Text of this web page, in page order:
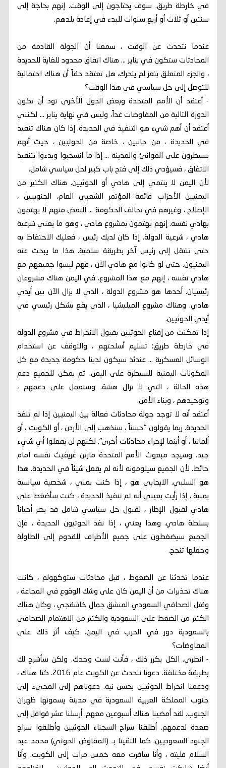
في خارطة طريق. سوف يحتاجون إلى الوقت. إنهم بحاجة إلى
سنتين أو ثلاث أو أربع سنوات للبدء في إعادة بلدهم.
عندما نتحدث عن الوقت ، سمعنا أن الجولة القادمة من
المحادثات ستكون في يناير ... هناك اتفاق محدود للغاية للحديدة
، والجزء المتعلق بتعز لم يتحرك، هل تعتقد حقاً أن هناك احتمالية
للتوصل إلى حل سياسي في هذا الوقت؟
- أعتقد أن الأمم المتحدة وبعض الدول الأخرى تود أن تكون
الدورة التالية من المفاوضات غداً، وليس في نهاية يناير ... لكنني
أعتقد أن أهم شيء هو التنفيذ في الحديدة. إذا كان هناك تنفيذ
في الحديدة ، من جانبين ، خاصة من الحوثيين ، حيث أنهم
يسيطرون على الموانئ والمدينة ... إذا ما انسحبوا وبدءوا بتنفيذ
الاتفاق ، فسيؤدي ذلك إلى فتح باب كبير لحل سياسي شامل.
لأن اليمن لا ينتمي إلى هادي أو الحوثيين. هناك الكثير من
اليمنيين الأحزاب قائمة المؤتمر الشعبي العام، الجنوبيين ،
الإصلاح ، وغيرهم في تحالف الحكومة ... البعض منهم لا يهتمون
بهادي نفسه. إنهم يهتمون بمشروع هادي ، وهو ما يعني شرعية
هادي ، شرعية الدولة. إذا كان لديك رئيس ، فعليك الاحتفاظ به
حتى تنتقل إلى رئيس آخر بطريقة سلمية. هذا ما يبحث عنه
اليمنيون. حتى لو كانوا مع هادي الآن ، فهم ليسوا جميعهم مع
هادي نفسه ، إنهم مع هذا المشروع. في اليمن هناك مشروعان
رئيسيان. أحدها هو مشروع الدولة ، الذي لا يزال الآن بين أيدي
هادي. وهناك مشروع الميليشيا ، الذي يقع بشكل رئيسي في
أيدي الحوثيين.
إذا تمكنت من إقناع الحوثيين بقبول الانخراط في مشروع الدولة
في خارطة طريق: تسليم أسلحتهم ، والتوقف عن استخدام
الوسائل العسكرية ... عندئذ سيكون لدينا حكومة جديدة مع كل
المكونات اليمنية للسيطرة على اليمن. ثم يمكن للجميع دعم
هذه الحالة ، التي لا تزال هشة. وسنعمل على دعمهم ،
وتوحيدهم ، وبناء الأمن.
أعتقد أنه لا توجد جولة محادثات فعالة بين اليمنيين إذا لم تنفذ
الحديدة. ربما يقولون "حسناً ، سنذهب إلى الأردن ، أو الكويت ، أو
ألمانيا ، أو أينما لإجراء محادثات أخرى". لكنهم لن يفعلوا أي شيء
جيد. وسيجد مبعوث الأمم المتحدة مارتن غريفيث نفسه امام
حائط. لأن الجميع سيلومونه لأنه لم يفعل شيئاً في الحديدة. هذا
هو السلبي. الايجابي هو ، إذا كنت يمني ، شخصية سياسية
يمنية ، إذا رأيت بعيني أنه تم تنفيذ الحديدة ، كنت سأضغط على
هادي لقبول الإطار ، لقبول حل سياسي شامل قد يضر أحياناً
بسلطة هادي. وهذا يعني ، إذا نفذ الحوثيون الحديدة ، فإن
الجميع سيضغطون على جميع الأطراف للقدوم إلى الطاولة
وجعلها تنجح.
عندما تحدثنا عن الضغوط ، قبل محادثات ستوكهولم ، كانت
هناك تحذيرات من أن اليمن كان على وشك الوقوع في المجاعة ،
وقتل الصحافي السعودي المنشق جمال خاشقجي ، وكان هناك
الكثير من الضغط على السعودية والكثير من الاهتمام الصحافي
بالسعودية دور في الحرب في اليمن. كيف أثر ذلك على
المفاوضات؟
- انظري. الكل يكرر ذلك ، فأنت لست وحدك. ولكن سأشرح لك
بطريقة مختلفة. دعونا نتحدث عن الكويت عام 2016. كنا هناك ،
ودعمنا انخراط الحوثيين بحسن نية. دعوناهم إلى المجيء إلى
جنوب المملكة العربية السعودية في مدينة يسمونها ظهران
الجنوب. لقد أمضينا هناك أسبوعين معهم. أرسلنا عشر قوافل إلى
صعدة لدعمهم. أطلقنا سراح السجناء الحوثيين وأطلقوا سراح
الجنود السعوديين. كما التقينا بـ (المفاوض الحوثي) محمد عبد
السلام فليته ، وأنا سافرت معه خمس مرات إلى الكويت. وأنا